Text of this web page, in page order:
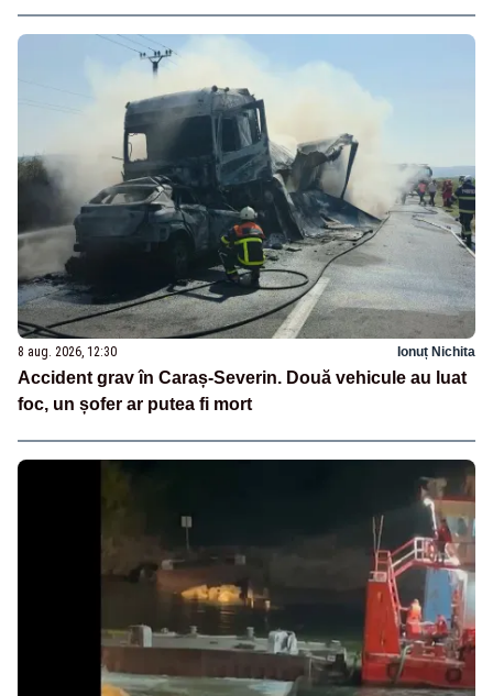
8 aug. 2026, 12:30 Ionuț Nichita
Accident grav în Caraș-Severin. Două vehicule au luat
foc, un șofer ar putea fi mort